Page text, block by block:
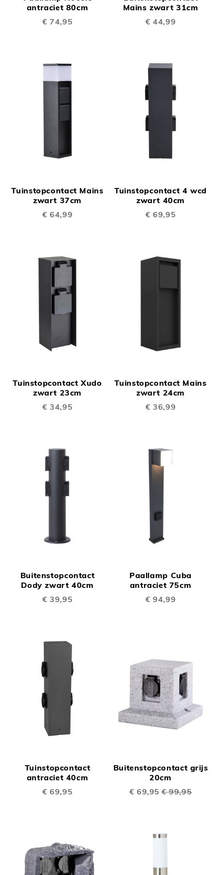
antraciet 80cm
€ 74,95
Mains zwart 31cm
€ 44,99
Tuinstopcontact Mains
zwart 37cm
€ 64,99
Tuinstopcontact 4 wcd
zwart 40cm
€ 69,95
Tuinstopcontact Xudo
zwart 23cm
€ 34,95
Tuinstopcontact Mains
zwart 24cm
€ 36,99
Buitenstopcontact
Dody zwart 40cm
€ 39,95
Paallamp Cuba
antraciet 75cm
€ 94,99
Tuinstopcontact
antraciet 40cm
€ 69,95
Buitenstopcontact grijs
20cm
Speciale
€ 69,95 € 99,95